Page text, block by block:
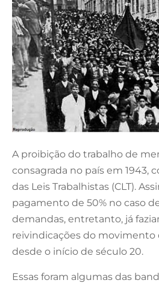
A proibição do trabalho de
consagrada no país em 1943,
das Leis Trabalhistas (CLT).
pagamento de 50% no caso
demandas, entretanto, já
reivindicações do movimento
desde o início de século 20.
Essas foram algumas das